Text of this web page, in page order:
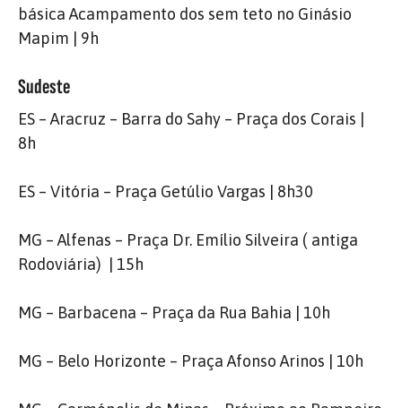
básica Acampamento dos sem teto no Ginásio
Mapim | 9h
Sudeste
ES – Aracruz – Barra do Sahy – Praça dos Corais |
8h
ES – Vitória – Praça Getúlio Vargas | 8h30
MG – Alfenas – Praça Dr. Emílio Silveira ( antiga
Rodoviária) | 15h
MG – Barbacena – Praça da Rua Bahia | 10h
MG – Belo Horizonte – Praça Afonso Arinos | 10h